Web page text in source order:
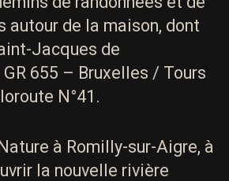
autour de la maison, dont
Jacques de
655 – Bruxelles / Tours
N°41.
à Romilly-sur-Aigre, à
la nouvelle rivière